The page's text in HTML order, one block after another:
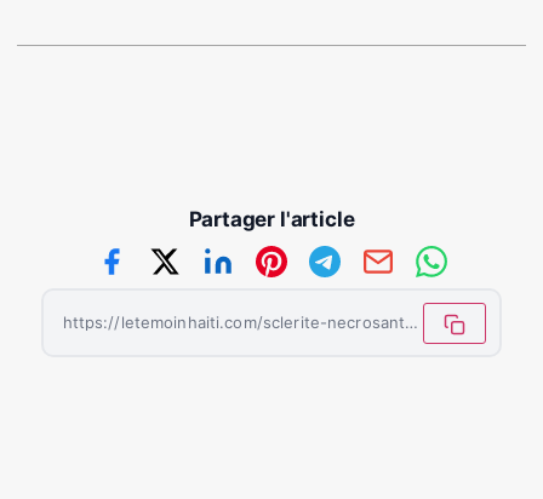
Partager l'article
https://letemoinhaiti.com/sclerite-necrosante-anterieure-causes-et-traitements/